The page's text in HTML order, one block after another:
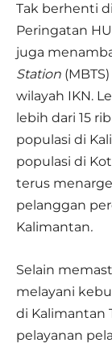
Tak berhenti
Peringatan
juga
Station
wilayah IKN.
lebih dari 15
populasi di
populasi di
terus
pelanggan
Kalimantan.
Selain
melayani
di Kalimantan
pelayanan